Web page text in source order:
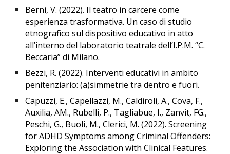
Berni, V. (2022). Il teatro in carcere come
esperienza trasformativa. Un caso di studio
etnografico sul dispositivo educativo in atto
all’interno del laboratorio teatrale dell’I.P.M. “C.
Beccaria” di Milano.
Bezzi, R. (2022). Interventi educativi in ambito
penitenziario: (a)simmetrie tra dentro e fuori.
Capuzzi, E., Capellazzi, M., Caldiroli, A., Cova, F.,
Auxilia, AM., Rubelli, P., Tagliabue, I., Zanvit, FG.,
Peschi, G., Buoli, M., Clerici, M. (2022). Screening
for ADHD Symptoms among Criminal Offenders:
Exploring the Association with Clinical Features.